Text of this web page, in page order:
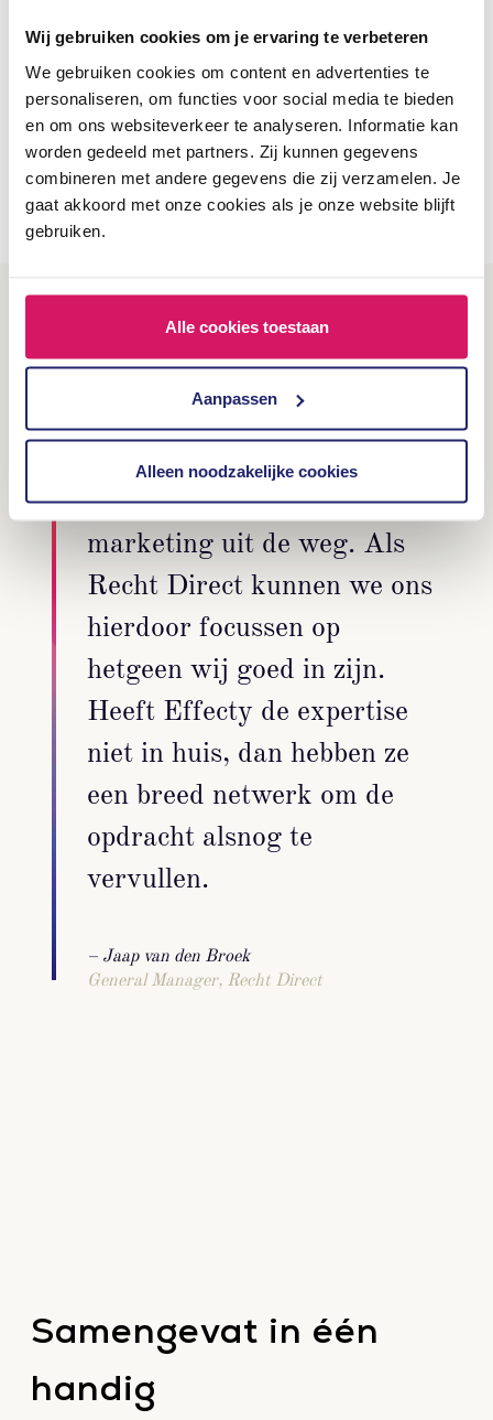
Wij gebruiken cookies om je ervaring te verbeteren
We gebruiken cookies om content en advertenties te
personaliseren, om functies voor social media te bieden
en om ons websiteverkeer te analyseren. Informatie kan
worden gedeeld met partners. Zij kunnen gegevens
combineren met andere gegevens die zij verzamelen. Je
gaat akkoord met onze cookies als je onze website blijft
gebruiken.
Alle cookies toestaan
Aanpassen
Alleen noodzakelijke cookies
Zo zijn er niet alleen zaken naar boven gekomen die
verbeterd moeten worden, maar zijn er ook functies
bevestigd die wel al goed werken.
Effecty gaat geen enkele
uitdaging op het gebied van
marketing uit de weg. Als
Recht Direct kunnen we ons
hierdoor focussen op
hetgeen wij goed in zijn.
Heeft Effecty de expertise
niet in huis, dan hebben ze
een breed netwerk om de
opdracht alsnog te
vervullen.
– Jaap van den Broek
General Manager, Recht Direct
Samengevat in één
handig